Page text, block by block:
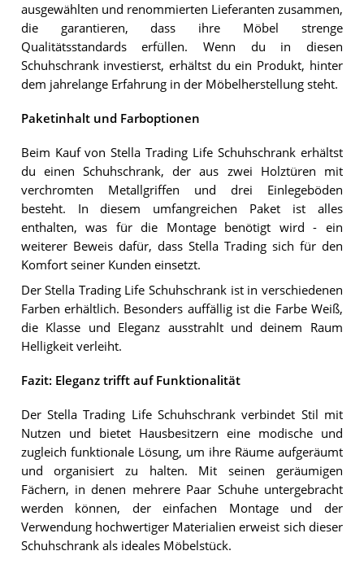
ausgewählten und renommierten Lieferanten zusammen,
die garantieren, dass ihre Möbel strenge
Qualitätsstandards erfüllen. Wenn du in diesen
Schuhschrank investierst, erhältst du ein Produkt, hinter
dem jahrelange Erfahrung in der Möbelherstellung steht.
Paketinhalt und Farboptionen
Beim Kauf von Stella Trading Life Schuhschrank erhältst
du einen Schuhschrank, der aus zwei Holztüren mit
verchromten Metallgriffen und drei Einlegeböden
besteht. In diesem umfangreichen Paket ist alles
enthalten, was für die Montage benötigt wird - ein
weiterer Beweis dafür, dass Stella Trading sich für den
Komfort seiner Kunden einsetzt.
Der Stella Trading Life Schuhschrank ist in verschiedenen
Farben erhältlich. Besonders auffällig ist die Farbe Weiß,
die Klasse und Eleganz ausstrahlt und deinem Raum
Helligkeit verleiht.
Fazit: Eleganz trifft auf Funktionalität
Der Stella Trading Life Schuhschrank verbindet Stil mit
Nutzen und bietet Hausbesitzern eine modische und
zugleich funktionale Lösung, um ihre Räume aufgeräumt
und organisiert zu halten. Mit seinen geräumigen
Fächern, in denen mehrere Paar Schuhe untergebracht
werden können, der einfachen Montage und der
Verwendung hochwertiger Materialien erweist sich dieser
Schuhschrank als ideales Möbelstück.